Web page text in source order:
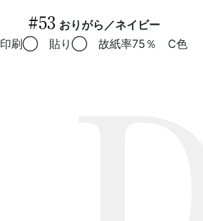
#53 おりがら／ネイビー
印刷◯ 貼り◯ 故紙率75％ C色